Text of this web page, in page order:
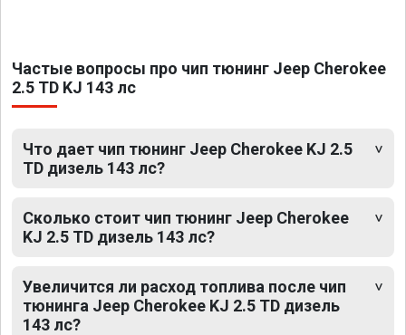
Частые вопросы про чип тюнинг Jeep Cherokee
2.5 TD KJ 143 лс
Что дает чип тюнинг Jeep Cherokee KJ 2.5
TD дизель 143 лс?
Сколько стоит чип тюнинг Jeep Cherokee
KJ 2.5 TD дизель 143 лс?
Увеличится ли расход топлива после чип
тюнинга Jeep Cherokee KJ 2.5 TD дизель
143 лс?